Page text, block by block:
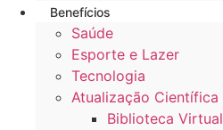
Benefícios
Saúde
Esporte e Lazer
Tecnologia
Atualização Científica
Biblioteca Virtual